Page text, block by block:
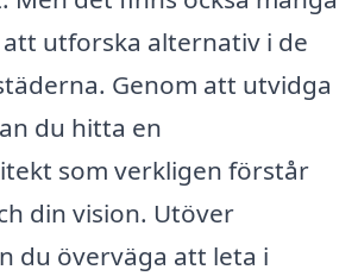
utforska alternativ i de
Genom att utvidga
du hitta en
som verkligen förstår
din vision. Utöver
du överväga att leta i